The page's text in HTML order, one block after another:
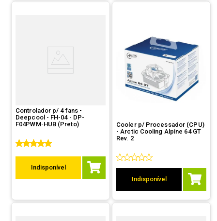
Controlador p/ 4 fans -
Deepcool - FH-04 - DP-
F04PWM-HUB (Preto)
Indisponível
Cooler p/ Processador (CPU)
- Arctic Cooling Alpine 64 GT
Rev. 2
Indisponível